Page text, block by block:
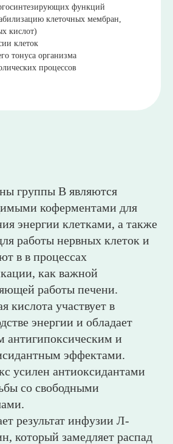
функций
клеточных мембран,
кислот)
клеток
тонуса организма
процессов
группы В являются
коферментами для
энергии клетками, а также
работы нервных клеток и
в в процессах
как важной
работы печени.
кислота участвует в
энергии и обладает
и
эффектами.
усилен антиоксидантами
со свободными
результат инфузии Л-
который замедляет распад